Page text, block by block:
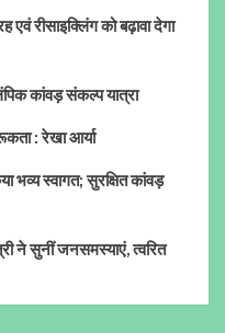
एवं रीसाइक्लिंग को बढ़ावा देगा
कांवड़ संकल्प यात्रा
: रेखा आर्या
भव्य स्वागत; सुरक्षित कांवड़
ने सुनीं जनसमस्याएं, त्वरित